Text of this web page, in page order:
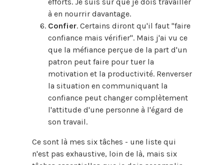
à en nourrir davantage.
Confier. Certains diront qu'il faut "faire
confiance mais vérifier". Mais j'ai vu ce
que la méfiance perçue de la part d'un
patron peut faire pour tuer la
motivation et la productivité. Renverser
la situation en communiquant la
confiance peut changer complètement
l'attitude d'une personne à l'égard de
son travail.
Ce sont là mes six tâches - une liste qui
n'est pas exhaustive, loin de là, mais six